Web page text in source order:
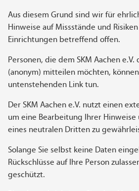
Aus diesem Grund sind wir für
Hinweise auf Missstände und
Einrichtungen betreffend offen.
Personen, die dem SKM Aachen
(anonym) mitteilen möchten,
untenstehenden Link tun.
Der SKM Aachen e.V. nutzt einen
um eine Bearbeitung Ihrer
eines neutralen Dritten zu
Solange Sie selbst keine Daten
Rückschlüsse auf Ihre Person
geschützt.